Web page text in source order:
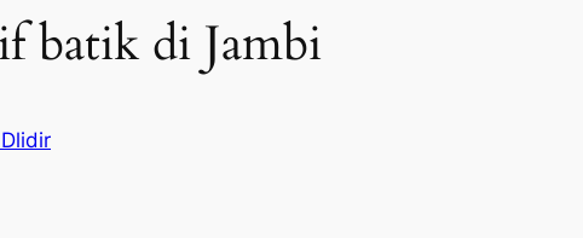
batik di Jambi